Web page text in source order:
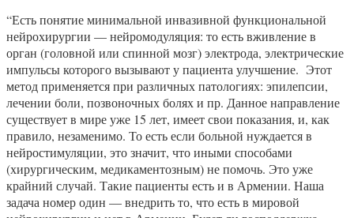
“Есть понятие минимальной инвазивной функциональной
нейрохирургии — нейромодуляция: то есть вживление в
орган (головной или спинной мозг) электрода, электрические
импульсы которого вызывают у пациента улучшение. Этот
метод применяется при различных патологиях: эпилепсии,
лечении боли, позвоночных болях и пр. Данное направление
существует в мире уже 15 лет, имеет свои показания, и, как
правило, незаменимо. То есть если больной нуждается в
нейростимуляции, это значит, что иными способами
(хирургическим, медикаментозным) не помочь. Это уже
крайний случай. Такие пациенты есть и в Армении. Наша
задача номер один — внедрить то, что есть в мировой